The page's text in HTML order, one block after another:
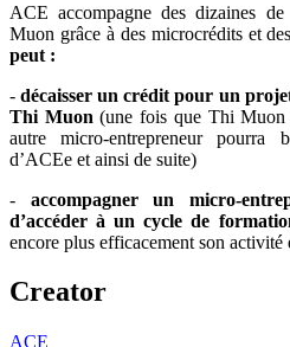
ACE accompagne des dizaines
Muon grâce à des microcrédits et
peut :
-décaisser un crédit pour un
Thi Muon (une fois que Thi Muon
autre micro-entrepreneur pourra
d’ACEe et ainsi de suite)
- accompagner un micro-
d’accéder à un cycle de
encore plus efficacement son activité
Creator
ACE